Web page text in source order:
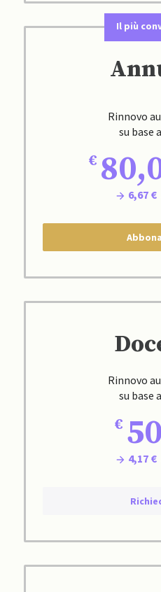
Il più
Rinnovo
su base
6,67 €
Rinnovo
su base
50
4,17 €